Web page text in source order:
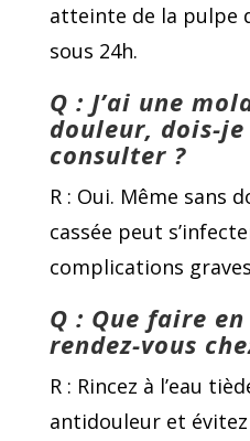
atteinte de la pulpe
sous 24h.
Q : J’ai une
douleur, dois-
consulter ?
R : Oui. Même sans
cassée peut
complications
Q : Que faire
rendez-vous
R : Rincez à l’eau
antidouleur et